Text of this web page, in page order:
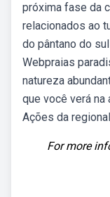
próxima fase da
relacionados ao
do pântano do
Webpraias
natureza
que você verá na
Ações da
For more